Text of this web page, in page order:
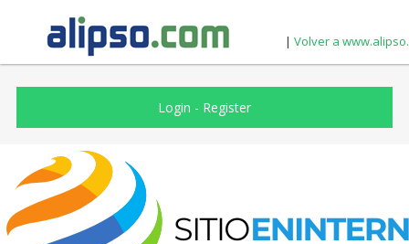
| Volver a
Login - Register